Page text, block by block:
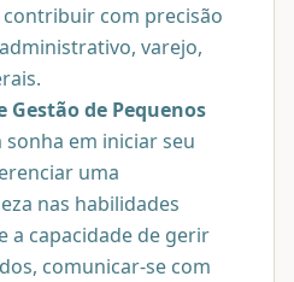
com precisão
varejo,
Gestão de Pequenos
sonha em iniciar seu
uma
nas habilidades
a capacidade de gerir
comunicar-se com